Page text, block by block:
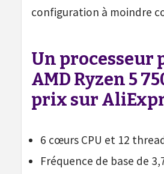
configuration à moindre
Un processeur
AMD Ryzen 5
prix sur
6 cœurs CPU et 12
Fréquence de base de